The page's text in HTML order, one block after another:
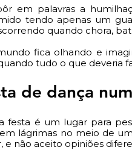
em palavras a
tendo apenas um
quando chora,
fica olhando e
tudo o que deveria
de dança
festa é um lugar para
lágrimas no meio de
e não aceito opiniões